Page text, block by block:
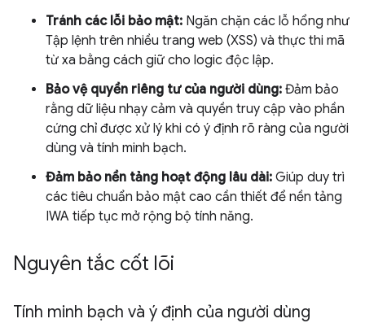
Tránh các lỗi bảo mật: Ngăn chặn các lỗ hổng như
Tập lệnh trên nhiều trang web (XSS) và thực thi mã
từ xa bằng cách giữ cho logic độc lập.
Bảo vệ quyền riêng tư của người dùng: Đảm bảo
rằng dữ liệu nhạy cảm và quyền truy cập vào phần
cứng chỉ được xử lý khi có ý định rõ ràng của người
dùng và tính minh bạch.
Đảm bảo nền tảng hoạt động lâu dài: Giúp duy trì
các tiêu chuẩn bảo mật cao cần thiết để nền tảng
IWA tiếp tục mở rộng bộ tính năng.
Nguyên tắc cốt lõi
Tính minh bạch và ý định của người dùng